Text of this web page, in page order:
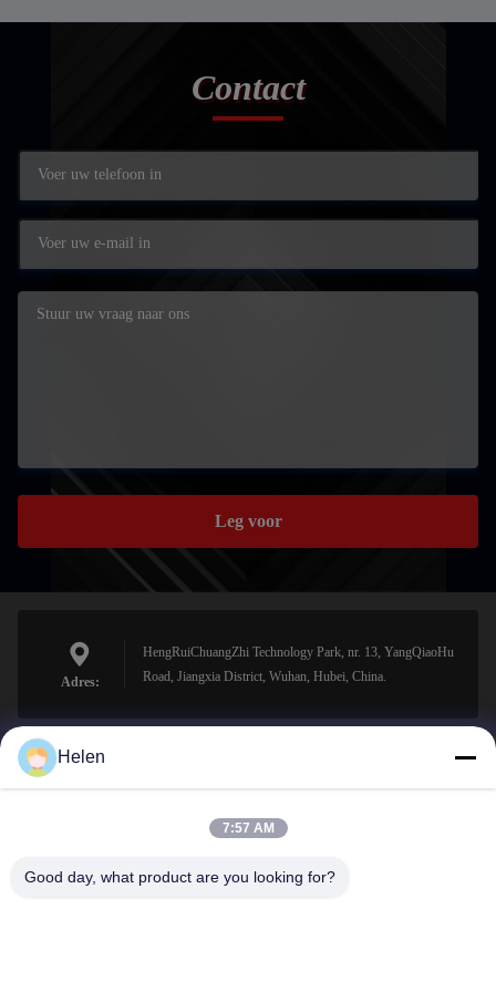
Contact
Leg voor
Adres:
HengRuiChuangZhi Technology Park, nr. 13, YangQiaoHu
Road, Jiangxia District, Wuhan, Hubei, China.
sales@perfectlaser.net
Helen
7:57 AM
Good day, what product are you looking for?